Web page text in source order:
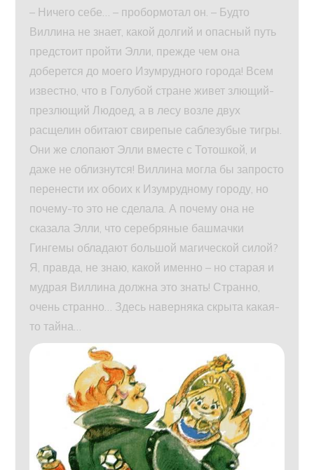
– Ничего себе… – пробормотал он. – Будто
Виллина не знает, какой долгий и опасный путь
предстоит пройти Элли, прежде чем она
доберется до моего Изумрудного города! Всем
известно, что в Голубой стране живет злющий-
презлющий Людоед, а в лесу возле двух
расщелин обитают свирепые саблезубые тигры.
Они же слопают Элли вместе с Тотошкой, и
даже не облизнутся! Виллина могла бы запросто
перенести их обоих к Изумрудному городу, но
почему-то это не сделала. А почему она не
сказала Элли, что серебряные башмачки
Гингемы обладают большой магической силой?
Я, правда, не знаю, какой именно – но старая и
мудрая Виллина должна это знать! Странно,
очень странно… Здесь наверняка скрыта какая-
то тайна…